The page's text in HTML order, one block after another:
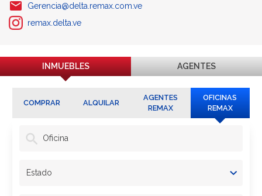
Gerencia@delta.remax.com.ve
remax.delta.ve
INMUEBLES AGENTES
COMPRAR ALQUILAR
AGENTES
REMAX
OFICINAS
REMAX
Oficina
Estado